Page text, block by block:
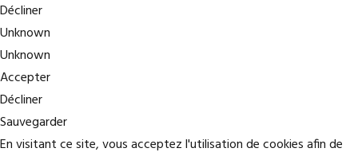
Décliner
Unknown
Unknown
Accepter
Décliner
Sauvegarder
En visitant ce site, vous acceptez l'utilisation de cookies afin de